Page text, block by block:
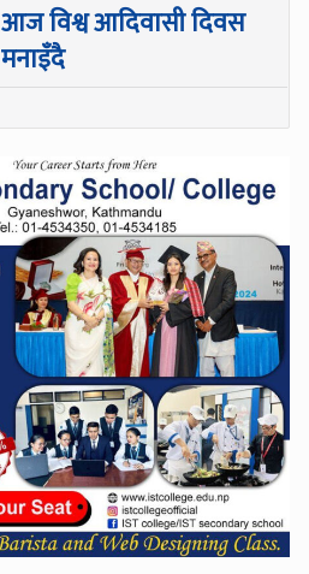
आज विश्व आदिवासी दिवस
मनाइँदै